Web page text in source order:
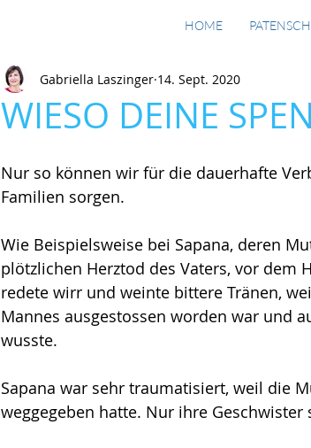
HOME
WIESO DEINE
Gabriella Laszinger 14. Sept. 2020
Nur so können wir für die dauerhafte
Familien sorgen.
Wie Beispielsweise bei Sapana, deren
plötzlichen Herztod des Vaters, vor dem
redete wirr und weinte bittere Tränen,
Mannes ausgestossen worden war und
wusste.
Sapana war sehr traumatisiert, weil die
weggegeben hatte. Nur ihre